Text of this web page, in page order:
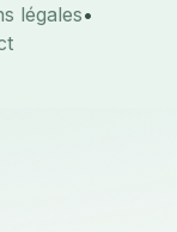
légales•